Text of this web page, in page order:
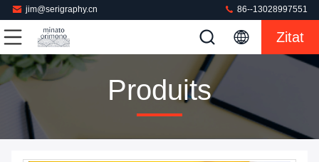
jim@serigraphy.cn 86--13028997551
Zitat
Produits